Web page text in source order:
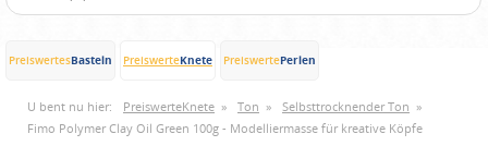
PreiswertesBasteln PreiswerteKnete PreiswertePerlen
U bent nu hier: PreiswerteKnete » Ton » Selbsttrocknender Ton »
Fimo Polymer Clay Oil Green 100g - Modelliermasse für kreative Köpfe